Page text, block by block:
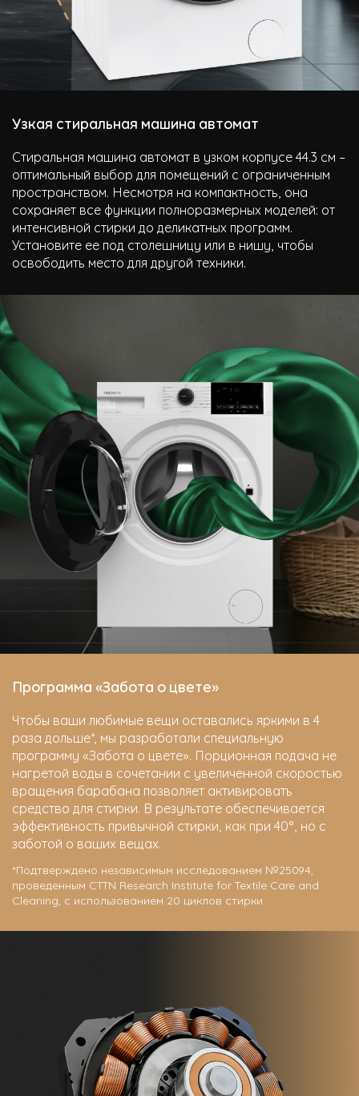
Узкая стиральная машина автомат
Стиральная машина автомат в узком корпусе 44.3 см –
оптимальный выбор для помещений с ограниченным
пространством. Несмотря на компактность, она
сохраняет все функции полноразмерных моделей: от
интенсивной стирки до деликатных программ.
Установите ее под столешницу или в нишу, чтобы
освободить место для другой техники.
Программа «Забота о цвете»
Чтобы ваши любимые вещи оставались яркими в 4
раза дольше*, мы разработали специальную
программу «Забота о цвете». Порционная подача не
нагретой воды в сочетании с увеличенной скоростью
вращения барабана позволяет активировать
средство для стирки. В результате обеспечивается
эффективность привычной стирки, как при 40°, но с
заботой о ваших вещах.
*Подтверждено независимым исследованием №25094,
проведенным CTTN Research Institute for Textile Care and
Cleaning, с использованием 20 циклов стирки